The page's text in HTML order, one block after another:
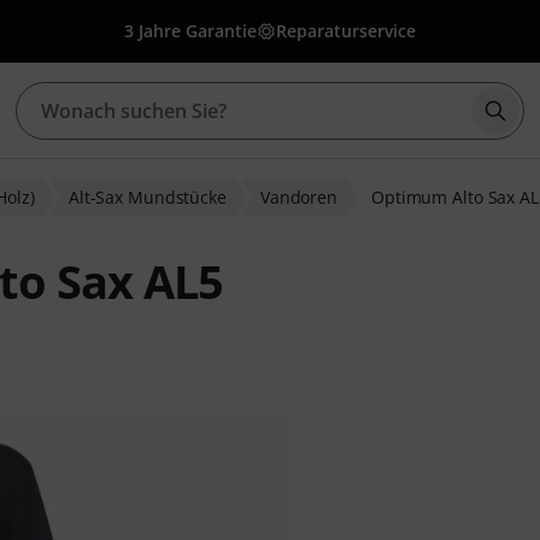
3 Jahre Garantie Reparaturservice
Alt-Sax Mundstücke Vandoren Optimum Alto Sax
Sax AL5